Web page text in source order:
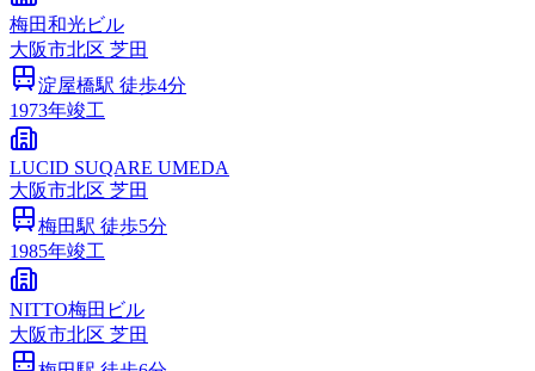
梅田和光ビル
大阪市北区 芝田
淀屋橋駅 徒歩4分
1973年竣工
LUCID SUQARE UMEDA
大阪市北区 芝田
梅田駅 徒歩5分
1985年竣工
NITTO梅田ビル
大阪市北区 芝田